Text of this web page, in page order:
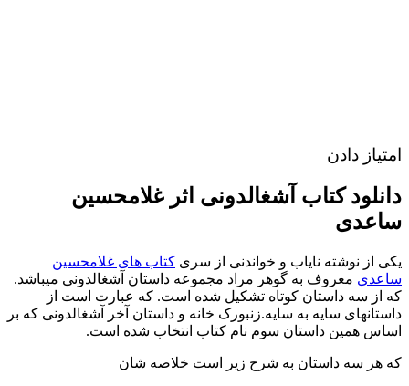
امتیاز دادن
دانلود کتاب آشغالدونی اثر غلامحسین
ساعدی
یکی از نوشته نایاب و خواندنی از سری کتاب های غلامحسین
ساعدی معروف به گوهر مراد مجموعه داستان آشغالدونی میباشد.
که از سه داستان کوتاه تشکیل شده است. که عبارت است از
داستانهای سایه به سایه.زنبورک خانه و داستان آخر آشغالدونی که بر
اساس همین داستان سوم نام کتاب انتخاب شده است.
که هر سه داستان به شرح زیر است خلاصه شان